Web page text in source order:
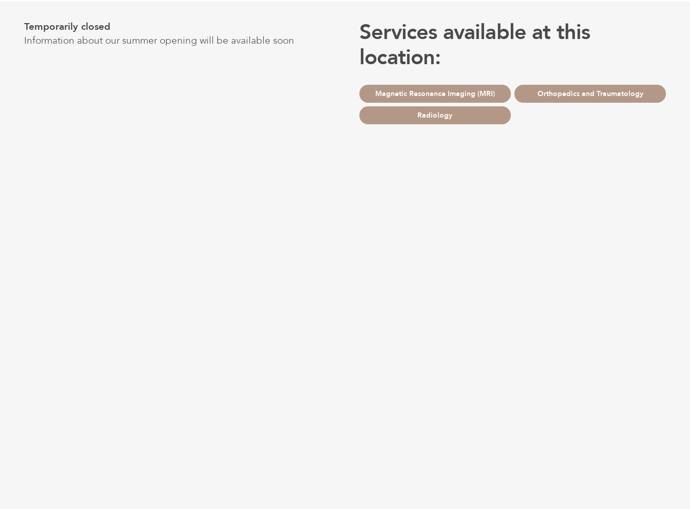
Temporarily closed
Information about our summer opening will be available soon
Services available at this
location:
Magnetic Resonance Imaging (MRI) Orthopedics and Traumatology
Radiology